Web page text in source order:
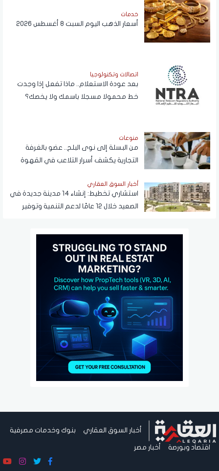
خدمات
أسعار الذهب اليوم السبت 8 أغسطس 2026
اتصالات وتكنولوجيا
بعد عودة الاستعلام.. ماذا تفعل إذا وجدت
خط محمولا مسجلا باسمك ولا يخصك؟
منوعات
من البسلة إلى نوى البلح.. عضو بالغرفة
التجارية يكشف أسرار التلاعب في القهوة
أخبار السوق العقاري
استشاري تخطيط: إنشاء 14 مدينة جديدة في
الصعيد خلال 12 عامًا لدعم التنمية وتوفير
أخبار السوق العقاري بنوك وخدمات مصرفية
اقتصاد وبورصة أخبار مصر